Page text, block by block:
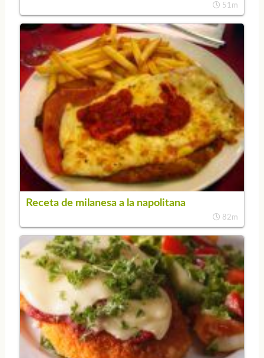
51m
Receta de milanesa a la napolitana
82m